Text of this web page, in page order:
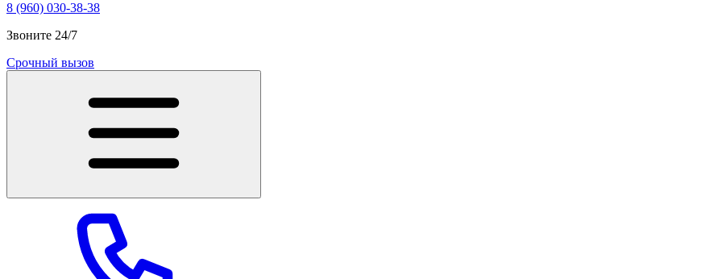
8 (960) 030-38-38
Звоните 24/7
Срочный вызов